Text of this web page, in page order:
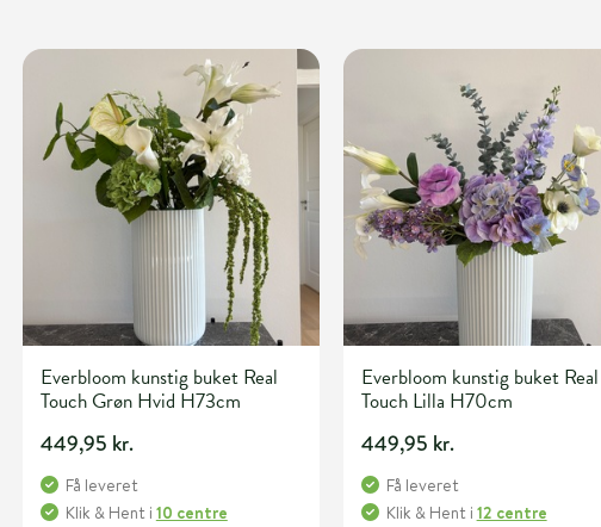
Everbloom kunstig buket Real
Touch Grøn Hvid H73cm
449,95 kr.
Få leveret
Klik & Hent i 10 centre
Everbloom kunstig buket Real
Touch Lilla H70cm
449,95 kr.
Få leveret
Klik & Hent i 12 centre